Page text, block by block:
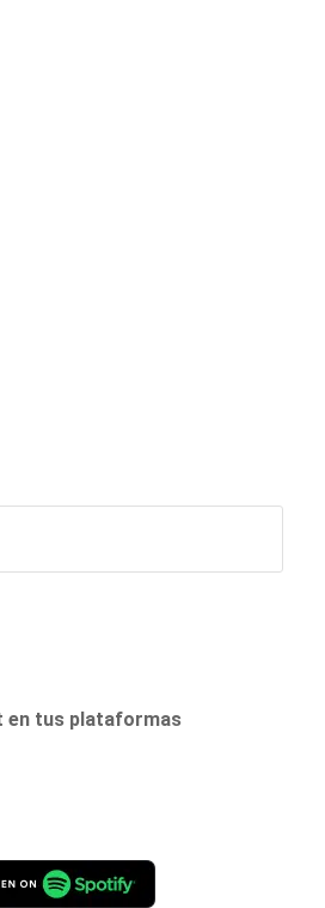
en tus plataformas